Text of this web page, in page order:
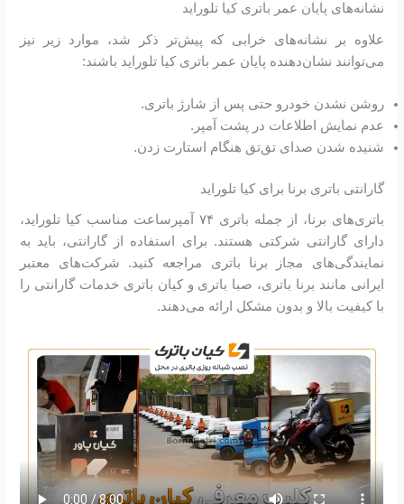
نشانه‌های پایان عمر باتری کیا تلوراید
علاوه بر نشانه‌های خرابی که پیش‌تر ذکر شد، موارد زیر نیز
می‌توانند نشان‌دهنده پایان عمر باتری کیا تلوراید باشند:
روشن نشدن خودرو حتی پس از شارژ باتری.
عدم نمایش اطلاعات در پشت آمپر.
شنیده شدن صدای تق‌تق هنگام استارت زدن.
گارانتی باتری برنا برای کیا تلوراید
باتری‌های برنا، از جمله باتری ۷۴ آمپرساعت مناسب کیا تلوراید،
دارای گارانتی شرکتی هستند. برای استفاده از گارانتی، باید به
نمایندگی‌های مجاز برنا باتری مراجعه کنید. شرکت‌های معتبر
ایرانی مانند برنا باتری، صبا باتری و کیان باتری خدمات گارانتی را
با کیفیت بالا و بدون مشکل ارائه می‌دهند.